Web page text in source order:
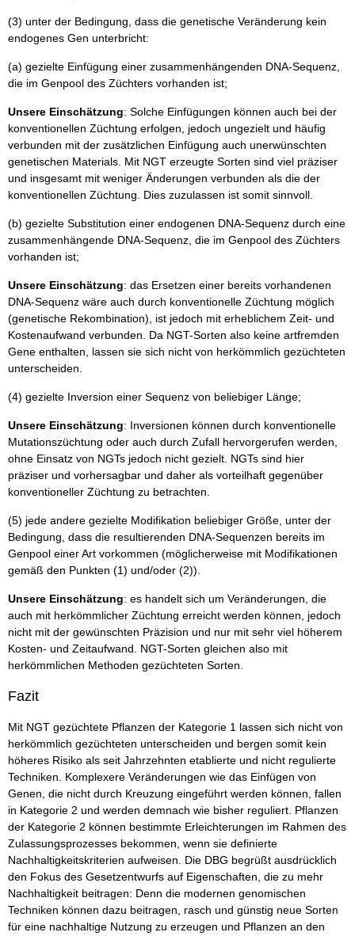
(3) unter der Bedingung, dass die genetische Veränderung kein
endogenes Gen unterbricht:
(a) gezielte Einfügung einer zusammenhängenden DNA-Sequenz,
die im Genpool des Züchters vorhanden ist;
Unsere Einschätzung: Solche Einfügungen können auch bei der
konventionellen Züchtung erfolgen, jedoch ungezielt und häufig
verbunden mit der zusätzlichen Einfügung auch unerwünschten
genetischen Materials. Mit NGT erzeugte Sorten sind viel präziser
und insgesamt mit weniger Änderungen verbunden als die der
konventionellen Züchtung. Dies zuzulassen ist somit sinnvoll.
(b) gezielte Substitution einer endogenen DNA-Sequenz durch eine
zusammenhängende DNA-Sequenz, die im Genpool des Züchters
vorhanden ist;
Unsere Einschätzung: das Ersetzen einer bereits vorhandenen
DNA-Sequenz wäre auch durch konventionelle Züchtung möglich
(genetische Rekombination), ist jedoch mit erheblichem Zeit- und
Kostenaufwand verbunden. Da NGT-Sorten also keine artfremden
Gene enthalten, lassen sie sich nicht von herkömmlich gezüchteten
unterscheiden.
(4) gezielte Inversion einer Sequenz von beliebiger Länge;
Unsere Einschätzung: Inversionen können durch konventionelle
Mutationszüchtung oder auch durch Zufall hervorgerufen werden,
ohne Einsatz von NGTs jedoch nicht gezielt. NGTs sind hier
präziser und vorhersagbar und daher als vorteilhaft gegenüber
konventioneller Züchtung zu betrachten.
(5) jede andere gezielte Modifikation beliebiger Größe, unter der
Bedingung, dass die resultierenden DNA-Sequenzen bereits im
Genpool einer Art vorkommen (möglicherweise mit Modifikationen
gemäß den Punkten (1) und/oder (2)).
Unsere Einschätzung: es handelt sich um Veränderungen, die
auch mit herkömmlicher Züchtung erreicht werden können, jedoch
nicht mit der gewünschten Präzision und nur mit sehr viel höherem
Kosten- und Zeitaufwand. NGT-Sorten gleichen also mit
herkömmlichen Methoden gezüchteten Sorten.
Fazit
Mit NGT gezüchtete Pflanzen der Kategorie 1 lassen sich nicht von
herkömmlich gezüchteten unterscheiden und bergen somit kein
höheres Risiko als seit Jahrzehnten etablierte und nicht regulierte
Techniken. Komplexere Veränderungen wie das Einfügen von
Genen, die nicht durch Kreuzung eingeführt werden können, fallen
in Kategorie 2 und werden demnach wie bisher reguliert. Pflanzen
der Kategorie 2 können bestimmte Erleichterungen im Rahmen des
Zulassungsprozesses bekommen, wenn sie definierte
Nachhaltigkeitskriterien aufweisen. Die DBG begrüßt ausdrücklich
den Fokus des Gesetzentwurfs auf Eigenschaften, die zu mehr
Nachhaltigkeit beitragen: Denn die modernen genomischen
Techniken können dazu beitragen, rasch und günstig neue Sorten
für eine nachhaltige Nutzung zu erzeugen und Pflanzen an den